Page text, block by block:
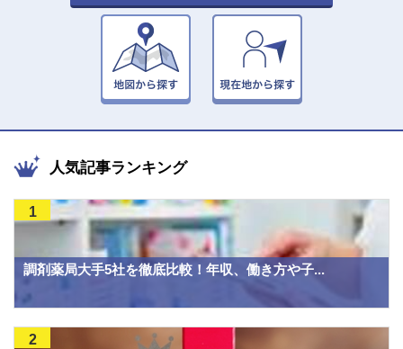
人気記事ランキング
調剤薬局大手5社を徹底比較！年収、働き方や子...
1
2